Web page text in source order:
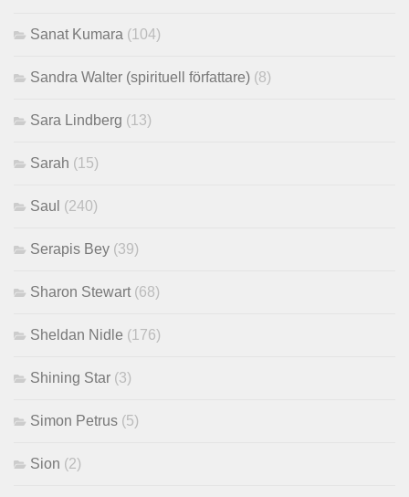
Sanat Kumara (104)
Sandra Walter (spirituell författare) (8)
Sara Lindberg (13)
Sarah (15)
Saul (240)
Serapis Bey (39)
Sharon Stewart (68)
Sheldan Nidle (176)
Shining Star (3)
Simon Petrus (5)
Sion (2)